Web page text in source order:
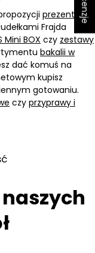
prezentów i
Frajda
Mini BOX czy zestawy
bakalii w
dać komuś na
kupisz
gotowaniu.
czy przyprawy i